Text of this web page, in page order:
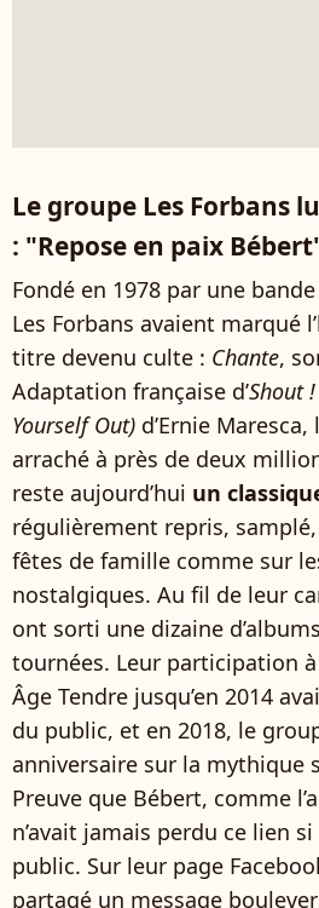
Le groupe Les Forbans
: "Repose en paix
Fondé en 1978 par une
Les Forbans avaient marqué
titre devenu culte : Chante,
Adaptation française d’Shout
Yourself Out) d’Ernie
arraché à près de deux
reste aujourd’hui un
régulièrement repris,
fêtes de famille comme sur
nostalgiques. Au fil de leur
ont sorti une dizaine
tournées. Leur participation
Âge Tendre jusqu’en 2014
du public, et en 2018, le
anniversaire sur la mythique
Preuve que Bébert, comme
n’avait jamais perdu ce lien
public. Sur leur page
partagé un message